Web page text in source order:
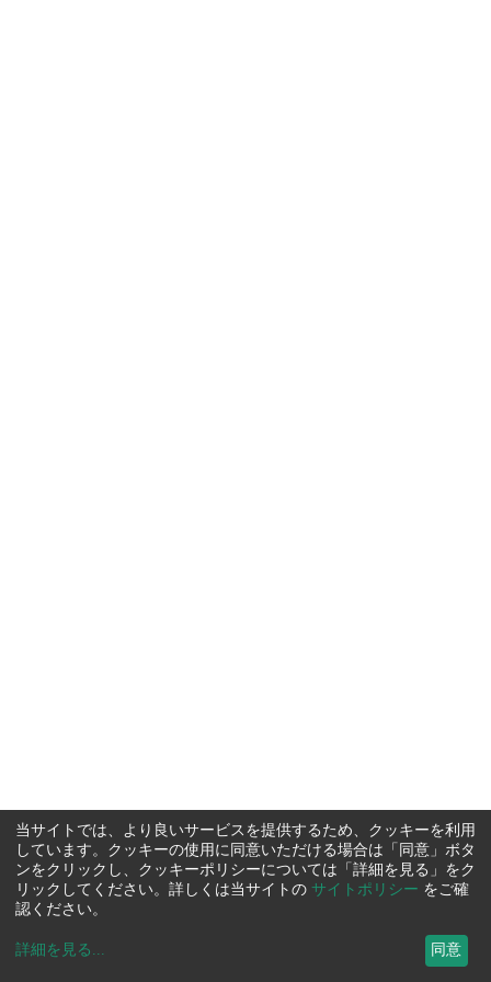
当サイトでは、より良いサービスを提供するため、クッキーを利用
しています。クッキーの使用に同意いただける場合は「同意」ボタ
ンをクリックし、クッキーポリシーについては「詳細を見る」をク
リックしてください。詳しくは当サイトの サイトポリシー をご確
認ください。
詳細を見る ... 同意